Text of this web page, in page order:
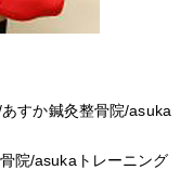
すか鍼灸整骨院/asuka
院/asukaトレーニング